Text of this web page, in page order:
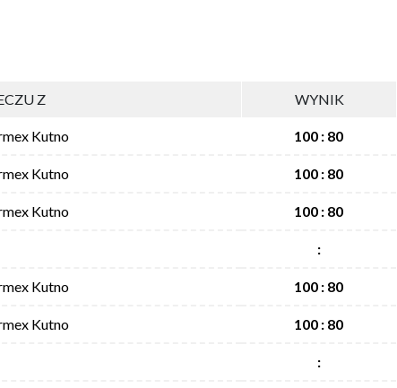
Z WYNIK
Kutno 100 : 80
Kutno 100 : 80
Kutno 100 : 80
:
Kutno 100 : 80
Kutno 100 : 80
: